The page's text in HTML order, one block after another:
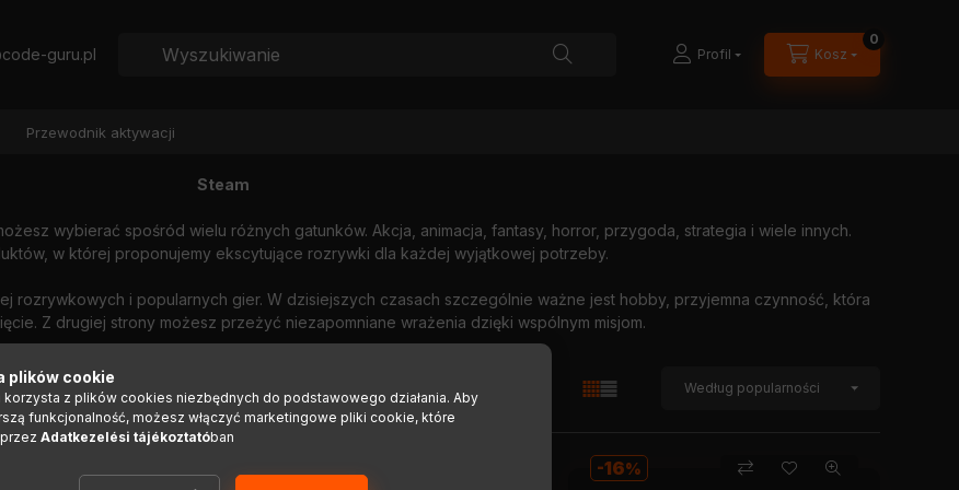
guru.pl Profil Kosz
0
Przewodnik aktywacji
Steam
wybierać spośród wielu różnych gatunków. Akcja, animacja, fantasy, horror, przygoda, strategia i wiele innych.
w której proponujemy ekscytujące rozrywki dla każdej wyjątkowej potrzeby.
rozrywkowych i popularnych gier. W dzisiejszych czasach szczególnie ważne jest hobby, przyjemna czynność, która
Z drugiej strony możesz przeżyć niezapomniane wrażenia dzięki wspólnym misjom.
1 2 3 4 5
16
plików cookie
korzysta z plików cookies niezbędnych do podstawowego działania. Aby
funkcjonalność, możesz włączyć marketingowe pliki cookie, które
Adatkezelési tájékoztatóban